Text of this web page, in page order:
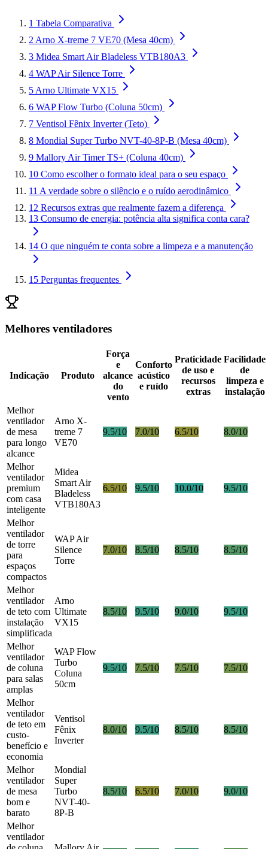
1 Tabela Comparativa
2 Arno X-treme 7 VE70 (Mesa 40cm)
3 Midea Smart Air Bladeless VTB180A3
4 WAP Air Silence Torre
5 Arno Ultimate VX15
6 WAP Flow Turbo (Coluna 50cm)
7 Ventisol Fênix Inverter (Teto)
8 Mondial Super Turbo NVT-40-8P-B (Mesa 40cm)
9 Mallory Air Timer TS+ (Coluna 40cm)
10 Como escolher o formato ideal para o seu espaço
11 A verdade sobre o silêncio e o ruído aerodinâmico
12 Recursos extras que realmente fazem a diferença
13 Consumo de energia: potência alta significa conta cara?
14 O que ninguém te conta sobre a limpeza e a manutenção
15 Perguntas frequentes
Melhores ventiladores
Indicação Produto
Força
e
alcance
do
vento
Conforto
acústico
e ruído
Praticidade
de uso e
recursos
extras
Facilidade
de
limpeza e
instalação
Melhor
ventilador
de mesa
para longo
alcance
Arno X-
treme 7
VE70
9.5/10 7.0/10 6.5/10 8.0/10
Melhor
ventilador
premium
com casa
inteligente
Midea
Smart Air
Bladeless
VTB180A3
6.5/10 9.5/10 10.0/10 9.5/10
Melhor
ventilador
de torre
para
espaços
compactos
WAP Air
Silence
Torre
7.0/10 8.5/10 8.5/10 8.5/10
Melhor
ventilador
de teto com
instalação
simplificada
Arno
Ultimate
VX15
8.5/10 9.5/10 9.0/10 9.5/10
Melhor
ventilador
de coluna
para salas
amplas
WAP Flow
Turbo
Coluna
50cm
9.5/10 7.5/10 7.5/10 7.5/10
Melhor
ventilador
de teto em
custo-
benefício e
economia
Ventisol
Fênix
Inverter
8.0/10 9.5/10 8.5/10 8.5/10
Melhor
ventilador
de mesa
bom e
barato
Mondial
Super
Turbo
NVT-40-
8P-B
8.5/10 6.5/10 7.0/10 9.0/10
Melhor
ventilador